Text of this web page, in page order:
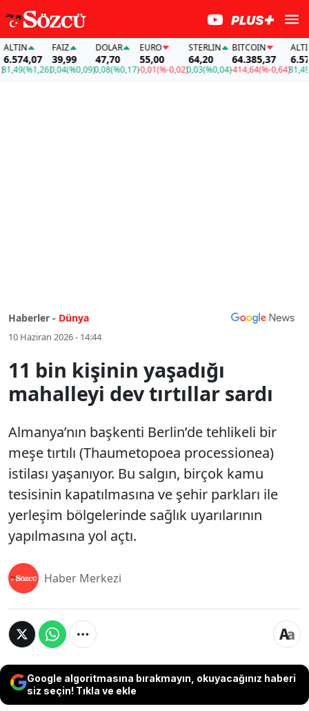
(%1,26)
FAİZ
39,99
0,04(%0,09)
DOLAR
47,70
0,08(%0,17)
EURO
55,00
-0,01(%-0,02)
STERLIN
64,20
0,03(%0,04)
BITCOIN
64.385,37
-414,64(%-0,64)
ALTIN
81,49
Haberler - Dünya
10 Haziran 2026 - 14:44
11 bin kişinin yaşadığı
mahalleyi dev tırtıllar sardı
Almanya’nın başkenti Berlin’de tehlikeli bir
meşe tırtılı (Thaumetopoea processionea)
istilası yaşanıyor. Bu salgın, birçok kamu
tesisinin kapatılmasına ve şehir parkları ile
yerleşim bölgelerinde sağlık uyarılarının
yapılmasına yol açtı.
Haber Merkezi
Google algoritmasına bırakmayın, okuyacağınız haberi
siz seçin! Tıkla ve ekle